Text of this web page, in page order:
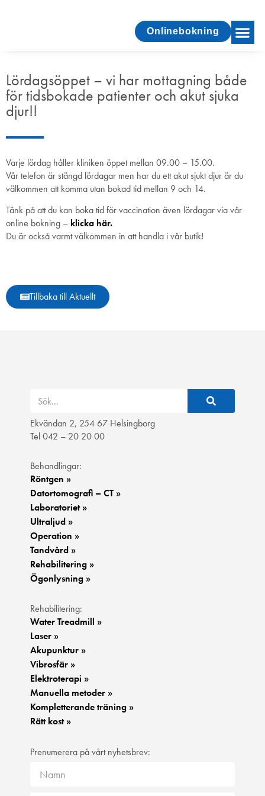
Onlinebokning
Lördagsöppet – vi har mottagning både
för tidsbokade patienter och akut sjuka
djur!!
Varje lördag håller kliniken öppet mellan 09.00 – 15.00.
Vår telefon är stängd lördagar men har du ett akut sjukt djur är du
välkommen att komma utan bokad tid mellan 9 och 14.
Tänk på att du kan boka tid för vaccination även lördagar via vår
online bokning – klicka här.
Du är också varmt välkommen in att handla i vår butik!
Tillbaka till Aktuellt
Ekvändan 2, 254 67 Helsingborg
Tel 042 – 20 20 00
Behandlingar:
Röntgen »
Datortomografi – CT »
Laboratoriet »
Ultraljud »
Operation »
Tandvård »
Rehabilitering »
Ögonlysning »
Rehabilitering:
Water Treadmill »
Laser »
Akupunktur »
Vibrosfär »
Elektroterapi »
Manuella metoder »
Kompletterande träning »
Rätt kost »
Prenumerera på vårt nyhetsbrev: